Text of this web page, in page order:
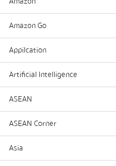
Amazon Go
Appilcation
Artificial Intelligence
ASEAN
ASEAN Corner
Asia